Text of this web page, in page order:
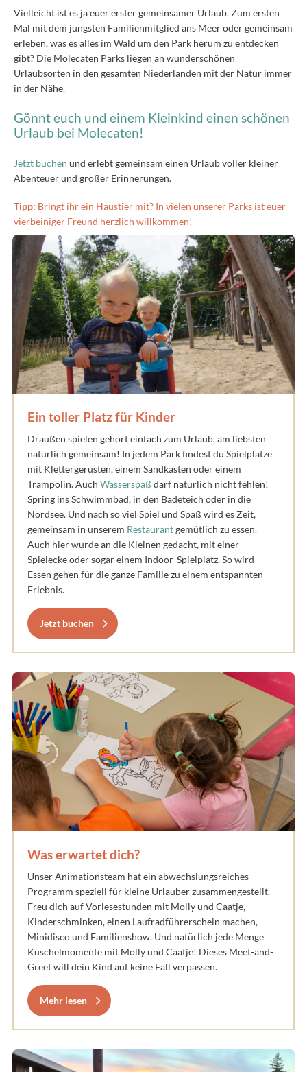
Vielleicht ist es ja euer erster gemeinsamer Urlaub. Zum ersten
Mal mit dem jüngsten Familienmitglied ans Meer oder gemeinsam
erleben, was es alles im Wald um den Park herum zu entdecken
gibt? Die Molecaten Parks liegen an wunderschönen
Urlaubsorten in den gesamten Niederlanden mit der Natur immer
in der Nähe.
Gönnt euch und einem Kleinkind einen schönen
Urlaub bei Molecaten!
Jetzt buchen und erlebt gemeinsam einen Urlaub voller kleiner
Abenteuer und großer Erinnerungen.
Tipp: Bringt ihr ein Haustier mit? In vielen unserer Parks ist euer
vierbeiniger Freund herzlich willkommen!
Ein toller Platz für Kinder
Draußen spielen gehört einfach zum Urlaub, am liebsten
natürlich gemeinsam! In jedem Park findest du Spielplätze
mit Klettergerüsten, einem Sandkasten oder einem
Trampolin. Auch Wasserspaß darf natürlich nicht fehlen!
Spring ins Schwimmbad, in den Badeteich oder in die
Nordsee. Und nach so viel Spiel und Spaß wird es Zeit,
gemeinsam in unserem Restaurantgemütlich zu essen.
Auch hier wurde an die Kleinen gedacht, mit einer
Spielecke oder sogar einem Indoor-Spielplatz. So wird
Essen gehen für die ganze Familie zu einem entspannten
Erlebnis.
Jetzt buchen
Was erwartet dich?
Unser Animationsteam hat ein abwechslungsreiches
Programm speziell für kleine Urlauber zusammengestellt.
Freu dich auf Vorlesestunden mit Molly und Caatje,
Kinderschminken, einen Laufradführerschein machen,
Minidisco und Familienshow. Und natürlich jede Menge
Kuschelmomente mit Molly und Caatje! Dieses Meet-and-
Greet will dein Kind auf keine Fall verpassen.
Mehr lesen